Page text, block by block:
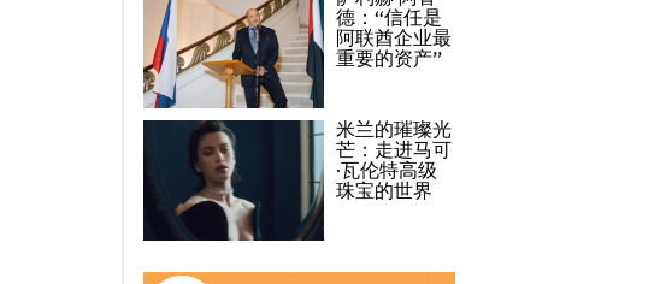
德：“信任是
阿联酋企业最
重要的资产”
米兰的璀璨光
芒：走进马可
·瓦伦特高级
珠宝的世界